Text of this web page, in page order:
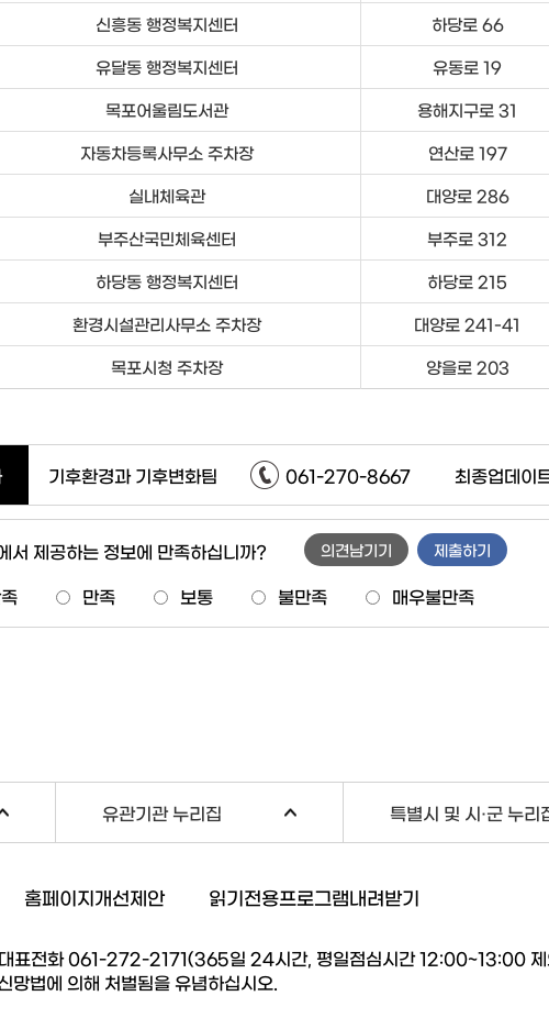
신흥동 행정복지센터 하당로 66
유달동 행정복지센터 유동로 19
목포어울림도서관 용해지구로 31
자동차등록사무소 주차장 연산로 197
실내체육관 대양로 286
부주산국민체육센터 부주로 312
하당동 행정복지센터 하당로 215
환경시설관리사무소 주차장 대양로 241-41
목포시청 주차장 양을로 203
기후환경과 기후변화팀 061-270-8667 최종업데이
서 제공하는 정보에 만족하십니까?
만족 보통 불만족 매우불만족
의견남기기 제출하기
유관기관 누리집 특별시 및 시·군 누리
홈페이지개선제안 읽기전용프로그램내려받기
표전화 061-272-2171(365일 24시간, 평일점심시간 12:00~13:00
망법에 의해 처벌됨을 유념하십시오.